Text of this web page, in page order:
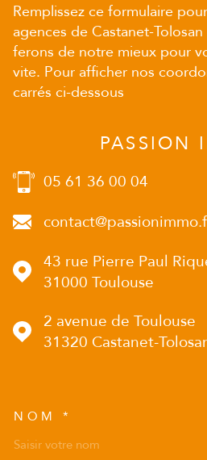
Remplissez ce formulaire
agences de Castanet-
ferons de notre mieux pour
vite. Pour afficher nos
carrés ci-dessous
PASSION
05 61 36 00 04
43 rue Pierre Paul
31000 Toulouse
2 avenue de Toulouse
31320
Castanet-
NOM *